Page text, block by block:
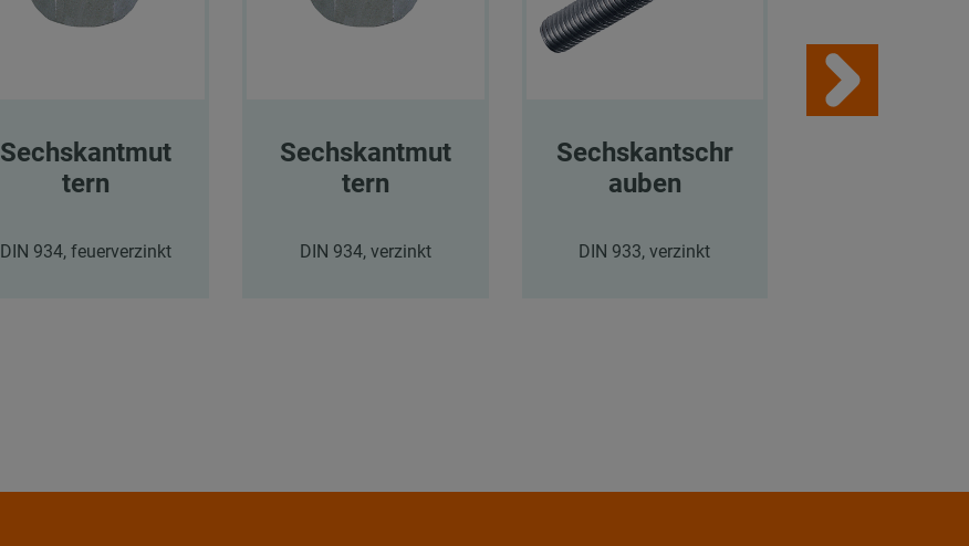
Sechskantmut
tern
DIN 934, feuerverzinkt
Sechskantmut
tern
DIN 934, verzinkt
Sechskantschr
auben
DIN 933, verzinkt